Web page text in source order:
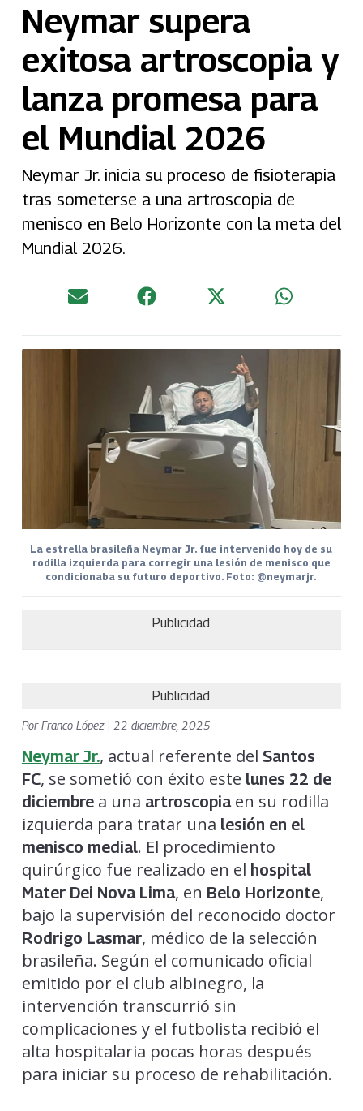
Neymar supera
exitosa artroscopia y
lanza promesa para
el Mundial 2026
Neymar Jr. inicia su proceso de fisioterapia
tras someterse a una artroscopia de
menisco en Belo Horizonte con la meta del
Mundial 2026.
La estrella brasileña Neymar Jr. fue intervenido hoy de su
rodilla izquierda para corregir una lesión de menisco que
condicionaba su futuro deportivo. Foto: @neymarjr.
Publicidad
Publicidad
PorFranco López 22 diciembre, 2025
Neymar Jr., actual referente del Santos
FC, se sometió con éxito este lunes 22 de
diciembrea una artroscopiaen su rodilla
izquierda para tratar una lesión en el
menisco medial. El procedimiento
quirúrgico fue realizado en el hospital
Mater Dei Nova Lima, en Belo Horizonte,
bajo la supervisión del reconocido doctor
Rodrigo Lasmar, médico de la selección
brasileña. Según el comunicado oficial
emitido por el club albinegro, la
intervención transcurrió sin
complicaciones y el futbolista recibió el
alta hospitalaria pocas horas después
para iniciar su proceso de rehabilitación.